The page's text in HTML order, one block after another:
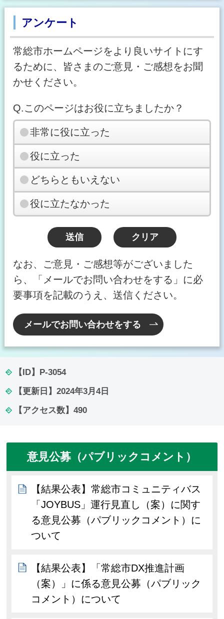
アンケート
常総市ホームページをより良いサイトにす
るために、皆さまのご意見・ご感想をお聞
かせください。
Q.このページはお役に立ちましたか？
非常に役に立った
役に立った
どちらともいえない
役に立たなかった
なお、ご意見・ご感想等がございました
ら、「メールでお問い合わせをする」に必
要事項を記載のうえ、送信ください。
メールでお問い合わせをする
【ID】 P-3054
【更新日】 2024年3月4日
【アクセス数】 490
意見公募（パブリックコメント）
【結果公表】常総市コミュニティバス
「JOYBUS」運行見直し（案）に関す
る意見公募（パブリックコメント）に
ついて
【結果公表】「常総市DX推進計画
（案）」に係る意見公募（パブリック
コメント）について